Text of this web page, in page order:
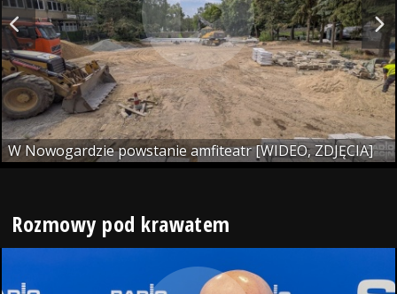
W Nowogardzie powstanie amfiteatr [WIDEO, ZDJĘCIA]
Rozmowy pod krawatem